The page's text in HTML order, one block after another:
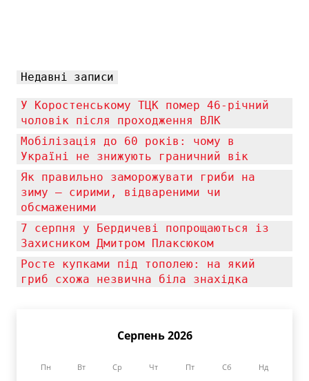
Недавні записи
У Коростенському ТЦК помер 46-річний
чоловік після проходження ВЛК
Мобілізація до 60 років: чому в
Україні не знижують граничний вік
Як правильно заморожувати гриби на
зиму — сирими, відвареними чи
обсмаженими
7 серпня у Бердичеві попрощаються із
Захисником Дмитром Плаксюком
Росте купками під тополею: на який
гриб схожа незвична біла знахідка
Серпень 2026
Пн Вт Ср Чт Пт Сб Нд